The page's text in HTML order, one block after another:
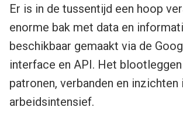
Er is in de tussentijd een hoop
enorme bak met data en
beschikbaar gemaakt via de
interface en API. Het blootleggen
patronen, verbanden en inzichten
arbeidsintensief.